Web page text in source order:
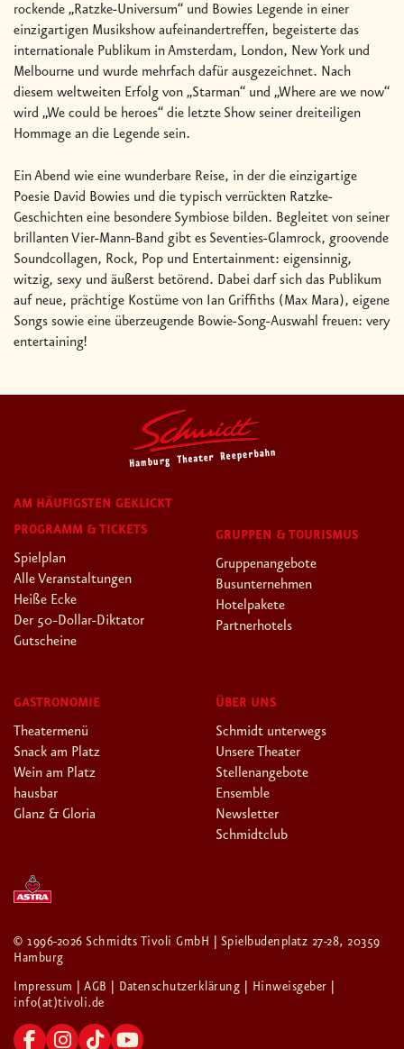
rockende „Ratzke-Universum“ und Bowies Legende in einer
einzigartigen Musikshow aufeinandertreffen, begeisterte das
internationale Publikum in Amsterdam, London, New York und
Melbourne und wurde mehrfach dafür ausgezeichnet. Nach
diesem weltweiten Erfolg von „Starman“ und „Where are we now“
wird „We could be heroes“ die letzte Show seiner dreiteiligen
Hommage an die Legende sein.
Ein Abend wie eine wunderbare Reise, in der die einzigartige
Poesie David Bowies und die typisch verrückten Ratzke-
Geschichten eine besondere Symbiose bilden. Begleitet von seiner
brillanten Vier-Mann-Band gibt es Seventies-Glamrock, groovende
Soundcollagen, Rock, Pop und Entertainment: eigensinnig,
witzig, sexy und äußerst betörend. Dabei darf sich das Publikum
auf neue, prächtige Kostüme von Ian Griffiths (Max Mara), eigene
Songs sowie eine überzeugende Bowie-Song-Auswahl freuen: very
entertaining!
AM HÄUFIGSTEN GEKLICKT
PROGRAMM & TICKETS
Spielplan
Alle Veranstaltungen
Heiße Ecke
Der 50-Dollar-Diktator
Gutscheine
GRUPPEN & TOURISMUS
Gruppenangebote
Busunternehmen
Hotelpakete
Partnerhotels
GASTRONOMIE
Theatermenü
Snack am Platz
Wein am Platz
hausbar
Glanz & Gloria
ÜBER UNS
Schmidt unterwegs
Unsere Theater
Stellenangebote
Ensemble
Newsletter
Schmidtclub
© 1996-2026 Schmidts Tivoli GmbH | Spielbudenplatz 27-28, 20359
Hamburg
Impressum
| AGB | Datenschutzerklärung | Hinweisgeber
info(at)tivoli.de